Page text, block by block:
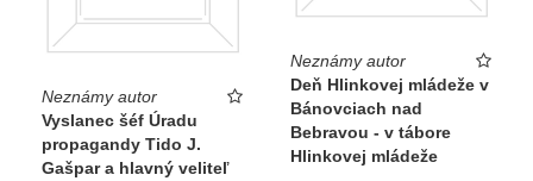
Neznámy autor
Deň Hlinkovej mládeže v
Bánovciach nad
Bebravou - v tábore
Hlinkovej mládeže
Neznámy autor
Vyslanec šéf Úradu
propagandy Tido J.
Gašpar a hlavný veliteľ